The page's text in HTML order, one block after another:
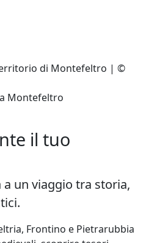
Montefeltro
il tuo
un viaggio tra storia,
Frontino e Pietrarubbia